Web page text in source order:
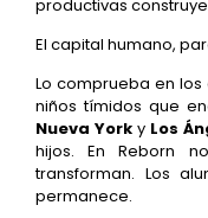
productivas
El capital humano,
Lo comprueba en
niños tímidos que
Nueva Yorky Los
hijos. En Reborn
transforman. Los
permanece.